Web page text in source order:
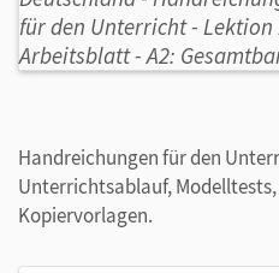
Handreichungen für den
Unterrichtsablauf,
Kopiervorlagen.